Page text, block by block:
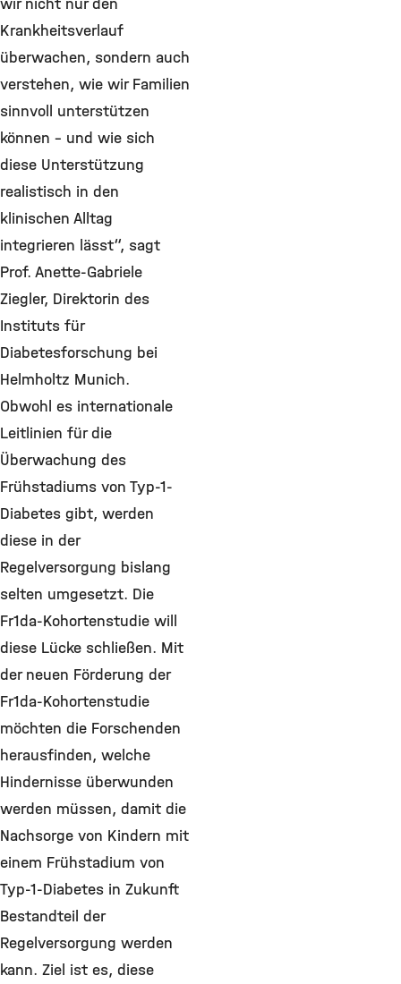
wir nicht nur den
Krankheitsverlauf
überwachen, sondern auch
verstehen, wie wir Familien
sinnvoll unterstützen
können – und wie sich
diese Unterstützung
realistisch in den
klinischen Alltag
integrieren lässt“, sagt
Prof. Anette-Gabriele
Ziegler, Direktorin des
Instituts für
Diabetesforschung bei
Helmholtz Munich.
Obwohl es internationale
Leitlinien für die
Überwachung des
Frühstadiums von Typ-1-
Diabetes gibt, werden
diese in der
Regelversorgung bislang
selten umgesetzt. Die
Fr1da-Kohortenstudie will
diese Lücke schließen. Mit
der neuen Förderung der
Fr1da-Kohortenstudie
möchten die Forschenden
herausfinden, welche
Hindernisse überwunden
werden müssen, damit die
Nachsorge von Kindern mit
einem Frühstadium von
Typ-1-Diabetes in Zukunft
Bestandteil der
Regelversorgung werden
kann. Ziel ist es, diese